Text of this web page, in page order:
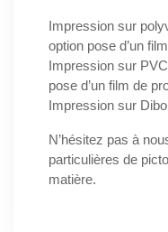
Impression sur
option pose d’un
Impression sur
pose d’un film de
Impression sur
N’hésitez pas à
particulières de
matière.